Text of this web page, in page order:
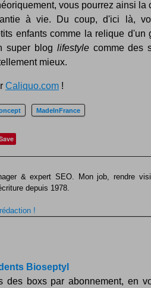
vous pourrez ainsi la
à vie. Du coup, d'ici là,
enfants comme la relique d'un
super blog lifestylecomme des
mieux.
Caliquo.com !
MadeInFrance
& expert SEO. Mon job, rendre
depuis 1978.
!
Bioseptyl
des boxs par abonnement, en